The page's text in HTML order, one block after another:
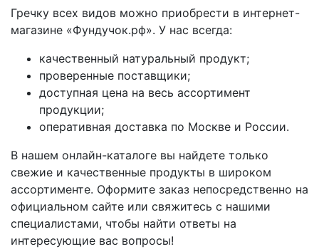
Гречку всех видов можно приобрести в интернет-
магазине «Фундучок.рф». У нас всегда:
качественный натуральный продукт;
проверенные поставщики;
доступная цена на весь ассортимент
продукции;
оперативная доставка по Москве и России.
В нашем онлайн-каталоге вы найдете только
свежие и качественные продукты в широком
ассортименте. Оформите заказ непосредственно на
официальном сайте или свяжитесь с нашими
специалистами, чтобы найти ответы на
интересующие вас вопросы!